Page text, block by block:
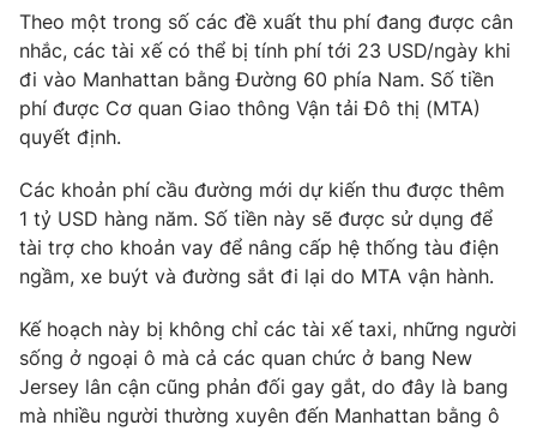
Khán giả
Giải sao mai
Âm nhạc
Sao
Du lịch
Làm đẹp
Chất lượng cuộc sống
Giáo dục
Tuyển sinh
Học trực tuyến
Công nghệ
Sản phẩm
Thị trường
Tư vấn
Giao lưu trực tuyến
Lịch phát sóng
Chuyên mục khác
Emagazine Podcast
Theo một trong số các đề xuất thu phí đang được cân
nhắc, các tài xế có thể bị tính phí tới 23 USD/ngày khi
đi vào Manhattan bằng Đường 60 phía Nam. Số tiền
phí được Cơ quan Giao thông Vận tải Đô thị (MTA)
quyết định.
Các khoản phí cầu đường mới dự kiến thu được thêm
1 tỷ USD hàng năm. Số tiền này sẽ được sử dụng để
tài trợ cho khoản vay để nâng cấp hệ thống tàu điện
ngầm, xe buýt và đường sắt đi lại do MTA vận hành.
Kế hoạch này bị không chỉ các tài xế taxi, những người
sống ở ngoại ô mà cả các quan chức ở bang New
Jersey lân cận cũng phản đối gay gắt, do đây là bang
mà nhiều người thường xuyên đến Manhattan bằng ô